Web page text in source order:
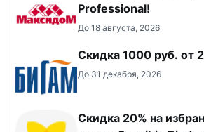
Professional!
До 18 августа, 2026
​Скидка 1000 руб. от
До 31 декабря, 2026
Скидка 20% на